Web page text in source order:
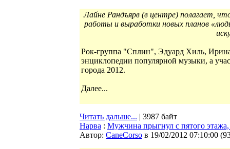
Лайне Рандъярв (в центре) полагает,
работы и выработки новых планов
Рок-группа "Сплин", Эдуард Хиль,
энциклопедии популярной музыки, а
города 2012.
Далее...
Читать дальше... | 3987 байт
Нарва : Мужчина прыгнул с пятого
Автор: CaneCorso в 19/02/2012 07:10:00 (